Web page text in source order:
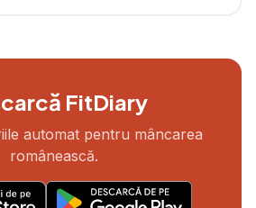
FitDiary
automat pentru mâncarea
românească.